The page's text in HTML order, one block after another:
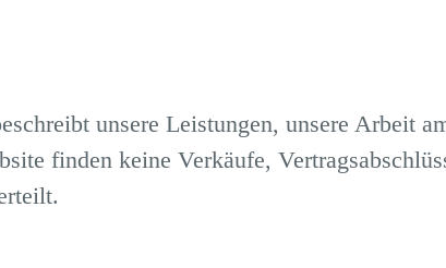
unsere Leistungen, unsere Arbeit
finden keine Verkäufe,